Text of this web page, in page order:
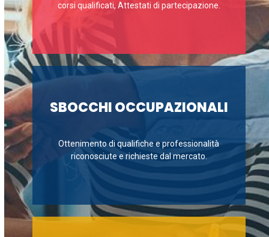
corsi qualificati, Attestati di partecipazione.
SBOCCHI OCCUPAZIONALI
Ottenimento di qualifiche e professionalità
riconosciute e richieste dal mercato.